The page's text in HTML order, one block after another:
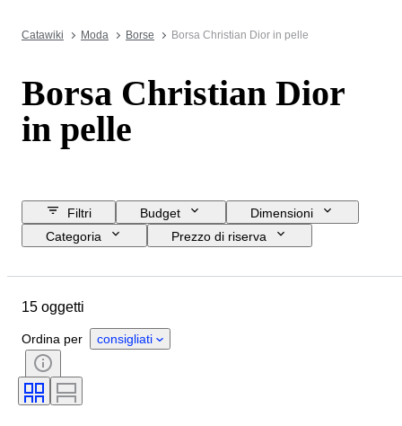
Catawiki Moda Borse Borsa Christian Dior in pelle
Borsa Christian Dior
in pelle
Filtri Budget
Dimensioni
Categoria
Prezzo di riserva
Condizioni
Accessori inclusi
Motivo
Modello
15 oggetti
Ordina per consigliati